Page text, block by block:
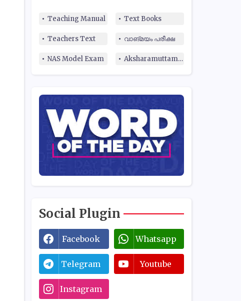
Teaching Manual Text Books
Teachers Text വാങ്മയം പരീക്ഷ
NAS Model Exam Aksharamuttam Quiz
Social Plugin
Facebook Whatsapp
Telegram Youtube
Instagram